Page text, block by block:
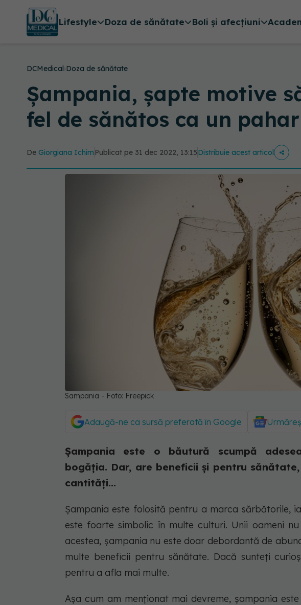
Lifestyle Doza de sănătate Boli și afecțiuni
DCMedical›Doza de sănătate
Șampania, șapte motive
fel de sănătos ca un
De Giorgiana Ichim Publicat pe 31 dec 2022, 13:15Distribuie acest articol
Sampania - Foto: Freepick
Adaugă-ne ca sursă preferată în Google
Șampania este o băutură scumpă
bogăția. Dar, are beneficii și pentru
cantități...
Șampania este folosită pentru a marca sărbătorile,
este foarte simbolic în multe culturi. Unii oameni
acestea, șampania nu este doar debordantă de
multe beneficii pentru sănătate. Dacă sunteți
pentru a afla mai multe.
Așa cum am menționat mai devreme, șampania